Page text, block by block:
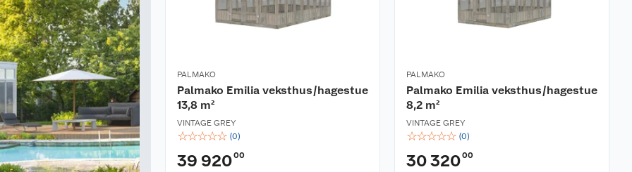
Etter at
og tørt underlag,
og forløpende til
Om arbeidet blir
er det viktig
det ikke blir skadet.
PALMAKO
Palmako Emilia veksthus/hagestue
13,8 m²
VINTAGE GREY
☆☆☆☆☆ (0)
39 92000
PALMAKO
Palmako Emilia veksthus/hagestue
8,2 m²
VINTAGE GREY
☆☆☆☆☆ (0)
30 32000